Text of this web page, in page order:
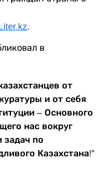
.
в
от
и от себя
– Основного
нас вокруг
по
Казахстана!”